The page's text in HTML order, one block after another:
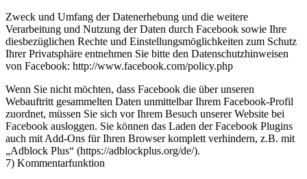
Zweck und Umfang der Datenerhebung und die weitere
Verarbeitung und Nutzung der Daten durch Facebook sowie Ihre
diesbezüglichen Rechte und Einstellungsmöglichkeiten zum Schutz
Ihrer Privatsphäre entnehmen Sie bitte den Datenschutzhinweisen
von Facebook: http://www.facebook.com/policy.php
Wenn Sie nicht möchten, dass Facebook die über unseren
Webauftritt gesammelten Daten unmittelbar Ihrem Facebook-Profil
zuordnet, müssen Sie sich vor Ihrem Besuch unserer Website bei
Facebook ausloggen. Sie können das Laden der Facebook Plugins
auch mit Add-Ons für Ihren Browser komplett verhindern, z.B. mit
„Adblock Plus“ (https://adblockplus.org/de/).
7) Kommentarfunktion